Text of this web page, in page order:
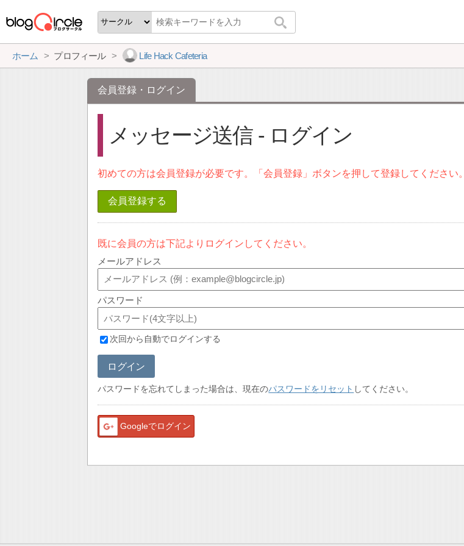
ホーム プロフィール Life Hack Cafeteria
会員登録・ログイン
メッセージ送信 - ログイン
初めての方は会員登録が必要です。「会員登録」ボタンを押して登録してください。
会員登録する
既に会員の方は下記よりログインしてください。
メールアドレス
パスワード
次回から自動でログインする
ログイン
パスワードを忘れてしまった場合は、現在のパスワードをリセット してください。
Googleでログイン